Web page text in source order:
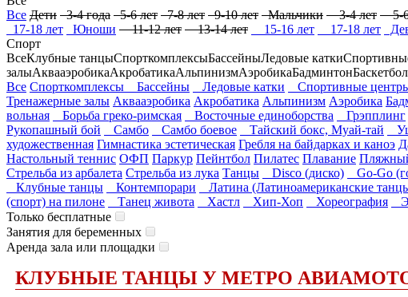
Все Дети 3-4 года 5-6 лет 7-8 лет 9-10 лет Мальчики 3-4 лет 5-6
17-18 лет
Юноши 11-12 лет 13-14 лет 15-16 лет 17-18 лет
Спорт
ВсеКлубные танцыСпорткомплексыБассейныЛедовые катки
залыАквааэробикаАкробатикаАльпинизмАэробикаБадминтонБаскетбол
Все Спорткомплексы Бассейны Ледовые катки Спортивные
Тренажерные залы Аквааэробика Акробатика Альпинизм Аэробика
вольная
Борьба греко-римская Восточные единоборства Грэпплинг
Рукопашный бой
Самбо Самбо боевое Тайский бокс, Муай-тай
художественная Гимнастика эстетическая Гребля на байдарках и каноэ
Настольный теннис ОФП Паркур Пейнтбол Пилатес Плавание
Стрельба из арбалета Стрельба из лука Танцы Disco (диско) Go-Go
Клубные танцы
Контемпорари Латина (Латиноамериканские
(спорт) на пилоне
Танец живота Хастл Хип-Хоп Хореография
Только бесплатные
Занятия для беременных
Аренда зала или площадки
КЛУБНЫЕ ТАНЦЫ У МЕТРО